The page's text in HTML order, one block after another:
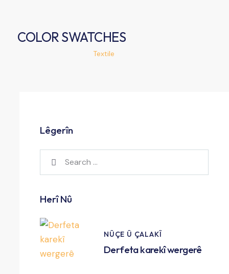
COLOR SWATCHES
Textile
Lêgerîn
Herî Nû
NÛÇE Û ÇALAKÎ
Derfeta karekî wergerê